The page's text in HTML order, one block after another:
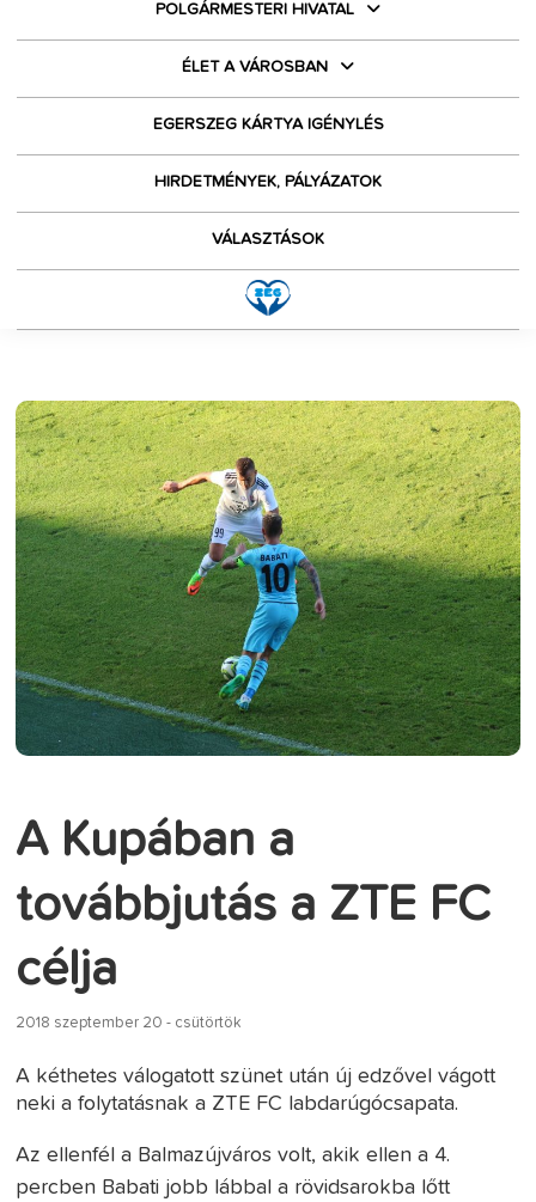
POLGÁRMESTERI HIVATAL
ÉLET A VÁROSBAN
EGERSZEG KÁRTYA IGÉNYLÉS
HIRDETMÉNYEK, PÁLYÁZATOK
VÁLASZTÁSOK
A Kupában a
továbbjutás a ZTE FC
célja
2018 szeptember 20 - csütörtök
A kéthetes válogatott szünet után új edzővel vágott
neki a folytatásnak a ZTE FC labdarúgócsapata.
Az ellenfél a Balmazújváros volt, akik ellen a 4.
percben Babati jobb lábbal a rövidsarokba lőtt